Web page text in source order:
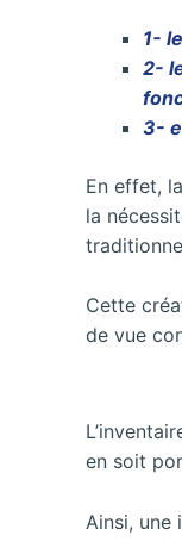
1-
2-
3-
En effet,
la
Cette
de vue
en soit
Ainsi, une